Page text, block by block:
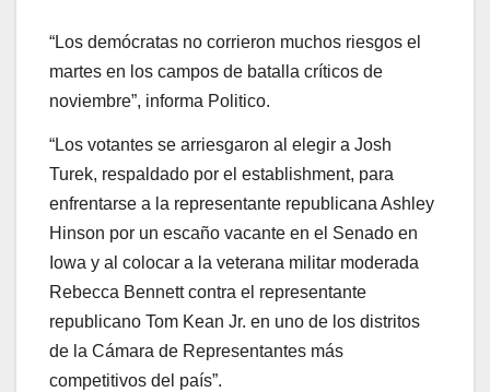
“Los demócratas no corrieron muchos riesgos el
martes en los campos de batalla críticos de
noviembre”, informa Politico.
“Los votantes se arriesgaron al elegir a Josh
Turek, respaldado por el establishment, para
enfrentarse a la representante republicana Ashley
Hinson por un escaño vacante en el Senado en
Iowa y al colocar a la veterana militar moderada
Rebecca Bennett contra el representante
republicano Tom Kean Jr. en uno de los distritos
de la Cámara de Representantes más
competitivos del país”.